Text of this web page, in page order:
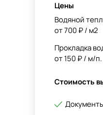
Цены
Водяной
от 700 ₽ / м2
Прокладка
от 150 ₽ / м/п.
Стоимость